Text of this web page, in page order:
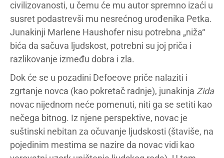
civilizovanosti, u čemu će mu autor spremno izaći u
susret podastrevši mu nesrećnog urođenika Petka.
Junakinji Marlene Haushofer nisu potrebna „niža“
bića da sačuva ljudskost, potrebni su joj priča i
razlikovanje između dobra i zla.
Dok će se u pozadini Defoeove priče nalaziti i
zgrtanje novca (kao pokretač radnje), junakinja Zida
novac nijednom neće pomenuti, niti ga se setiti kao
nečega bitnog. Iz njene perspektive, novac je
suštinski nebitan za očuvanje ljudskosti (štaviše, na
pojedinim mestima se nazire da novac vidi kao